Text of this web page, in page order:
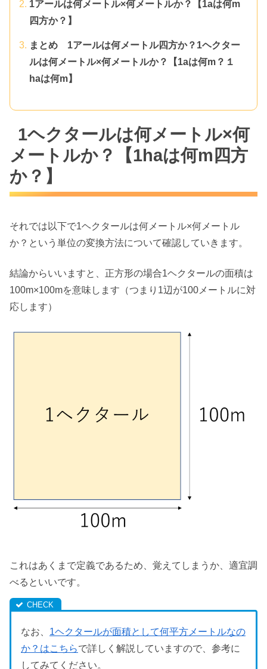
1アールは何メートル×何メートルか？【1aは何m
四方か？】
まとめ 1アールは何メートル四方か？1ヘクター
ルは何メートル×何メートルか？【1aは何m？１
haは何m】
1ヘクタールは何メートル×何
メートルか？【1haは何m四方
か？】
それでは以下で1ヘクタールは何メートル×何メートル
か？という単位の変換方法について確認していきます。
結論からいいますと、正方形の場合1ヘクタールの面積は
100m×100mを意味します（つまり1辺が100メートルに対
応します）
これはあくまで定義であるため、覚えてしまうか、適宜調
べるといいです。
なお、 1ヘクタールが面積として何平方メートルなの
か？はこちらで詳しく解説していますので、参考に
してみてください。